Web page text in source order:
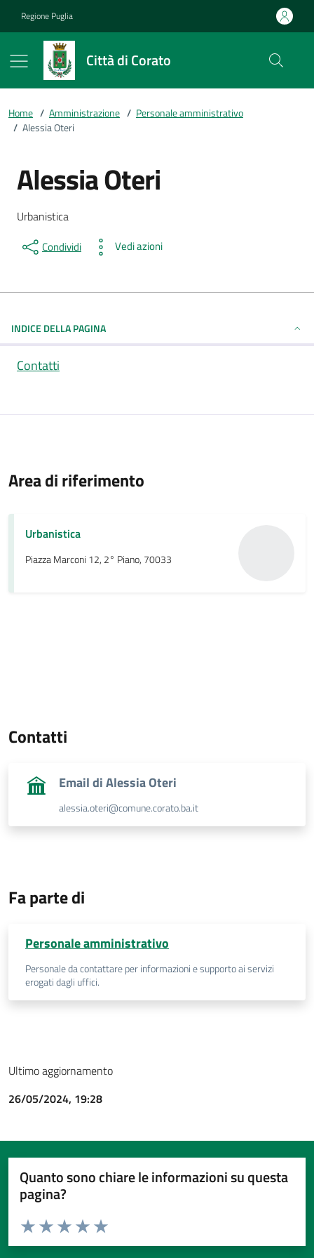
Regione Puglia
Città di Corato
Home / Amministrazione / Personale amministrativo
/ Alessia Oteri
Alessia Oteri
Dettagli della persona
Descrizione breve
Urbanistica
Condividi Vedi azioni
INDICE DELLA PAGINA
Contatti
Area di riferimento
Urbanistica
Piazza Marconi 12, 2° Piano, 70033
Contatti
Email di Alessia Oteri
alessia.oteri@comune.corato.ba.it
Fa parte di
Personale amministrativo
Personale da contattare per informazioni e supporto ai servizi
erogati dagli uffici.
Ultimo aggiornamento
26/05/2024, 19:28
Quanto sono chiare le informazioni su questa
pagina?
Valuta da 1 a 5 stelle la pagina
Valuta 5 stelle su 5
Valuta 4 stelle su 5
Valuta 3 stelle su 5
Valuta 2 stelle su 5
Valuta 1 stelle su 5